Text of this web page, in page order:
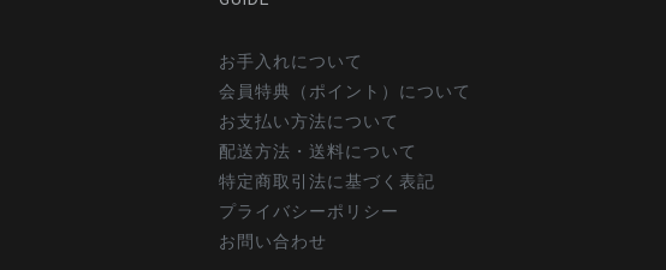
お手入れについて
会員特典（ポイント）について
お支払い方法について
配送方法・送料について
特定商取引法に基づく表記
プライバシーポリシー
お問い合わせ